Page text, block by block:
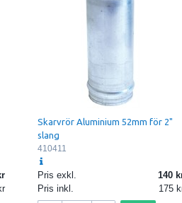
Skarvrör Aluminium 52mm för 2"
slang
410411
Pris exkl.
140
Pris inkl.
175